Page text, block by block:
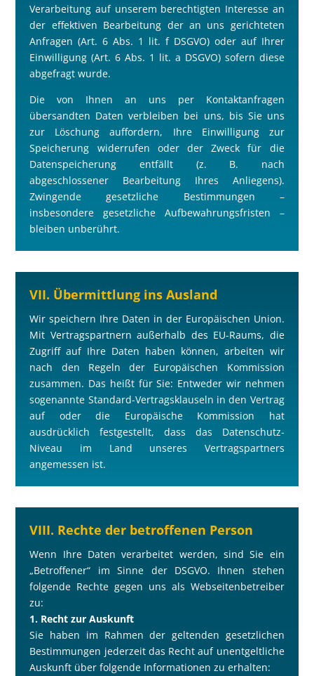
Verarbeitung auf unserem berechtigten Interesse an
der effektiven Bearbeitung der an uns gerichteten
Anfragen (Art. 6 Abs. 1 lit. f DSGVO) oder auf Ihrer
Einwilligung (Art. 6 Abs. 1 lit. a DSGVO) sofern diese
abgefragt wurde.
Die von Ihnen an uns per Kontaktanfragen
übersandten Daten verbleiben bei uns, bis Sie uns
zur Löschung auffordern, Ihre Einwilligung zur
Speicherung widerrufen oder der Zweck für die
Datenspeicherung entfällt (z. B. nach
abgeschlossener Bearbeitung Ihres Anliegens).
Zwingende gesetzliche Bestimmungen –
insbesondere gesetzliche Aufbewahrungsfristen –
bleiben unberührt.
VII. Übermittlung ins Ausland
Wir speichern Ihre Daten in der Europäischen Union.
Mit Vertragspartnern außerhalb des EU-Raums, die
Zugriff auf Ihre Daten haben können, arbeiten wir
nach den Regeln der Europäischen Kommission
zusammen. Das heißt für Sie: Entweder wir nehmen
sogenannte Standard-Vertragsklauseln in den Vertrag
auf oder die Europäische Kommission hat
ausdrücklich festgestellt, dass das Datenschutz-
Niveau im Land unseres Vertragspartners
angemessen ist.
VIII. Rechte der betroffenen Person
Wenn Ihre Daten verarbeitet werden, sind Sie ein
„Betroffener“ im Sinne der DSGVO. Ihnen stehen
folgende Rechte gegen uns als Webseitenbetreiber
zu:
1. Recht zur Auskunft
Sie haben im Rahmen der geltenden gesetzlichen
Bestimmungen jederzeit das Recht auf unentgeltliche
Auskunft über folgende Informationen zu erhalten: